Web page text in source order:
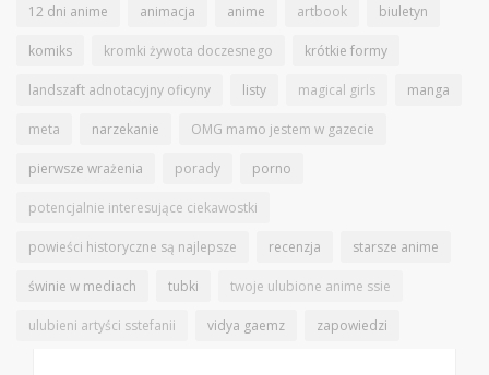
12 dni anime animacja anime artbook biuletyn
komiks kromki żywota doczesnego krótkie formy
landszaft adnotacyjny oficyny listy magical girls manga
meta narzekanie OMG mamo jestem w gazecie
pierwsze wrażenia porady porno
potencjalnie interesujące ciekawostki
powieści historyczne są najlepsze recenzja starsze anime
świnie w mediach tubki twoje ulubione anime ssie
ulubieni artyści sstefanii vidya gaemz zapowiedzi